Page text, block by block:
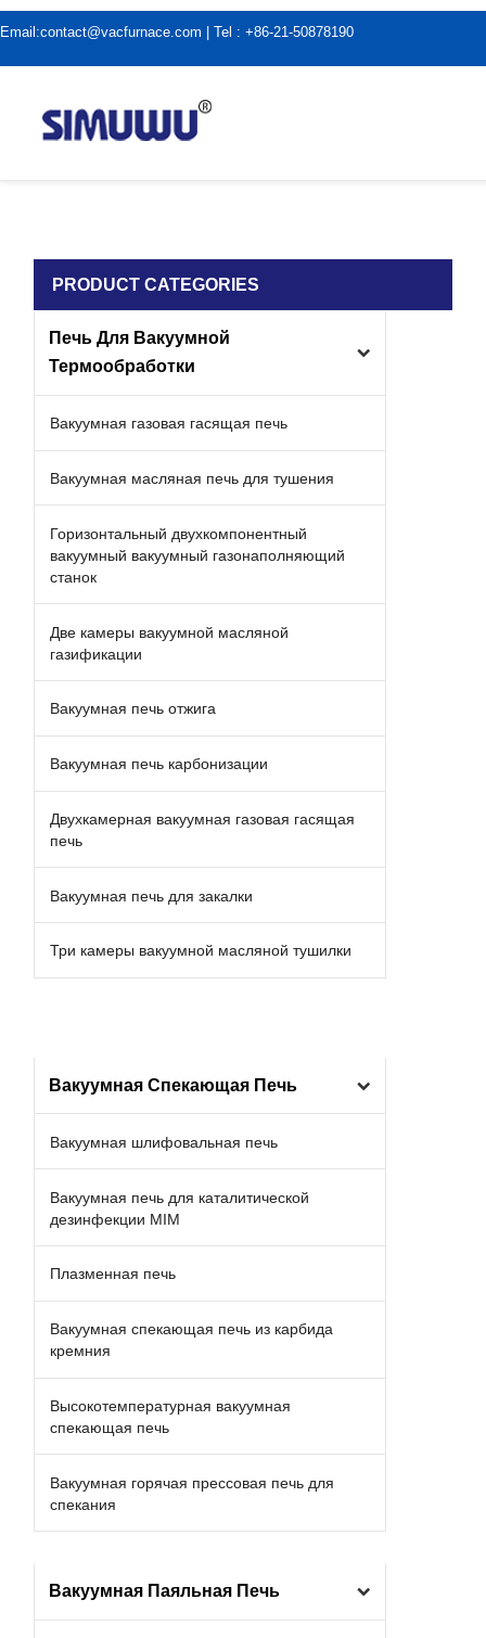
Email:contact@vacfurnace.com | Tel : +86-21-50878190
PRODUCT CATEGORIES
Печь Для Вакуумной
Термообработки
Вакуумная газовая гасящая печь
Вакуумная масляная печь для тушения
Горизонтальный двухкомпонентный
вакуумный вакуумный газонаполняющий
станок
Две камеры вакуумной масляной
газификации
Вакуумная печь отжига
Вакуумная печь карбонизации
Двухкамерная вакуумная газовая гасящая
печь
Вакуумная печь для закалки
Три камеры вакуумной масляной тушилки
Вакуумная Спекающая Печь
Вакуумная шлифовальная печь
Вакуумная печь для каталитической
дезинфекции MIM
Плазменная печь
Вакуумная спекающая печь из карбида
кремния
Высокотемпературная вакуумная
спекающая печь
Вакуумная горячая прессовая печь для
спекания
Вакуумная Паяльная Печь